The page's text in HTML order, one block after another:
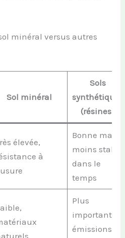
minéral versus autres
Sol minéral
Sols
synthétiques
(résines)
élevée,
à
Bonne mais
moins stable
dans le
temps
Plus
important,
émissions de